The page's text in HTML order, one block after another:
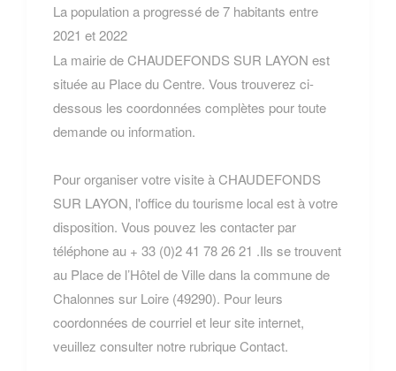
La population a progressé de 7 habitants entre
2021 et 2022
La mairie de CHAUDEFONDS SUR LAYON est
située au Place du Centre. Vous trouverez ci-
dessous les coordonnées complètes pour toute
demande ou information.
Pour organiser votre visite à CHAUDEFONDS
SUR LAYON, l'office du tourisme local est à votre
disposition. Vous pouvez les contacter par
téléphone au + 33 (0)2 41 78 26 21 .Ils se trouvent
au Place de l’Hôtel de Ville dans la commune de
Chalonnes sur Loire (49290). Pour leurs
coordonnées de courriel et leur site internet,
veuillez consulter notre rubrique Contact.